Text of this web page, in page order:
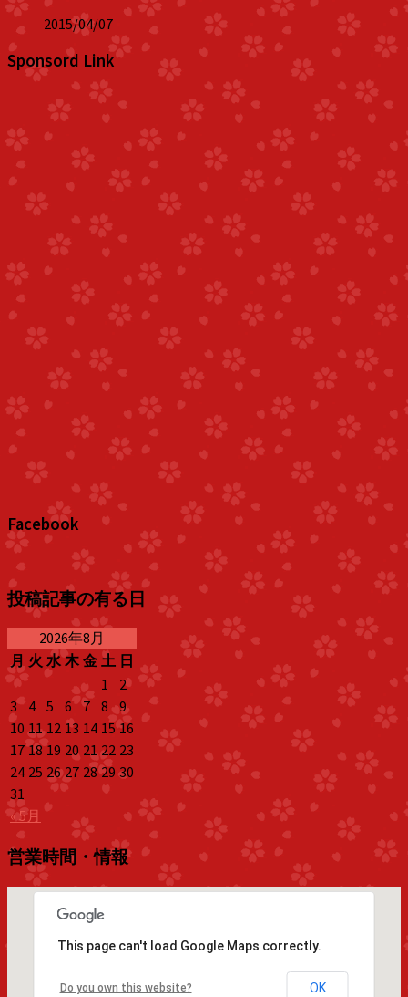
2015/04/07
Sponsord Link
Facebook
投稿記事の有る日
2026年8月
月 火 水 木 金 土 日
« 5月
1
2
3
4 5 6 7 8
9
10 11 12 13 14 15 16
17 18 19 20 21 22 23
24 25 26 27 28 29 30
31
営業時間・情報
This page can't load Google Maps correctly.
Do you own this website? OK